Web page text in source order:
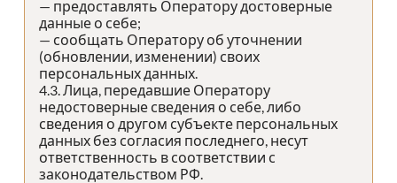
— предоставлять Оператору достоверные
данные о себе;
— сообщать Оператору об уточнении
(обновлении, изменении) своих
персональных данных.
4.3. Лица, передавшие Оператору
недостоверные сведения о себе, либо
сведения о другом субъекте персональных
данных без согласия последнего, несут
ответственность в соответствии с
законодательством РФ.